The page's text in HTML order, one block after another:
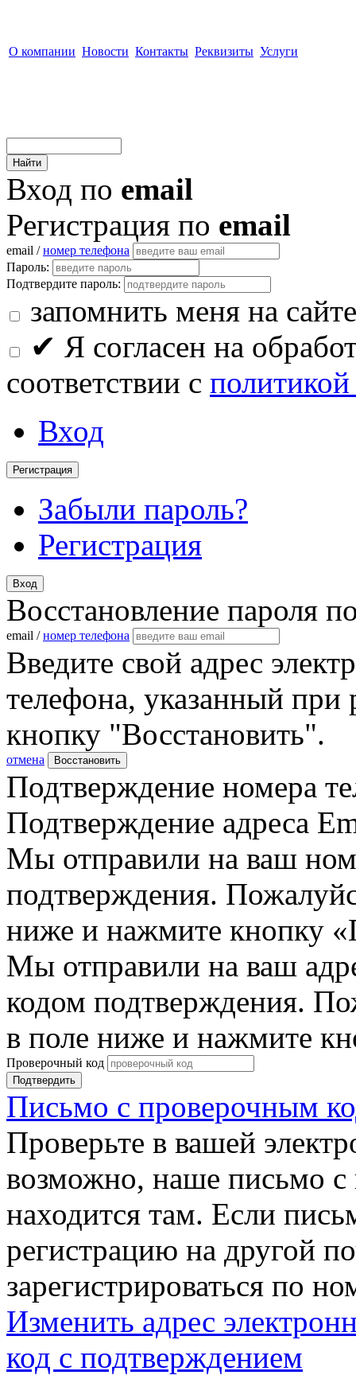
О компании Новости Контакты Реквизиты Услуги
Вход по email
Регистрация по email
email /номер телефона
Пароль:
Подтвердите пароль:
запомнить меня на сайте
✔ Я согласен на
соответствии с
Вход
Регистрация
Забыли пароль?
Регистрация
Вход
Восстановление пароля
email /номер телефона
Введите свой адрес
телефона, указанный при
кнопку "Восстановить".
отмена Восстановить
Подтверждение номера
Подтверждение адреса
Мы отправили на ваш
подтверждения.
ниже и нажмите кнопку
Мы отправили на ваш
кодом подтверждения.
в поле ниже и нажмите
Проверочный код
Подтвердить
Письмо с проверочным
Проверьте в вашей
возможно, наше письмо с
находится там. Если
регистрацию на другой
зарегистрироваться по
Изменить адрес
код с подтверждением